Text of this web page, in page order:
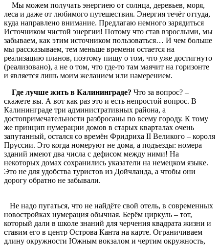
Мы можем получать энергиею от солнца, деревьев, моря,
леса и даже от любимого путешествия. Энергия течёт оттуда,
куда направлено внимание. Предлагаю немного зарядиться
Источником чистой энергии! Потому что став взрослыми, мы
забываем, как этим источником пользоваться… И чем больше
мы рассказываем, тем меньше времени остается на
реализацию планов, поэтому пишу о том, что уже достигнуто
(реализовано), а не о том, что где-то там маячит на горизонте
и является лишь моим желанием или намерением.
Где лучше жить в Калининграде? Что за вопрос? –
скажете вы. А вот как раз это и есть непростой вопрос. В
Калининграде три административных района, а
достопримечательности разбросаны по всему городу. К тому
же принцип нумерации домов в старых кварталах очень
запутанный, остался со времён Фридриха II Великого – короля
Пруссии. Это когда номеруют не дома, а подъезды: номера
зданий имеют два числа с дефисом между ними! На
некоторых домах сохранились указатели на немецком языке.
Это не для удобства туристов из Дойчланда, а чтобы они
дорогу обратно не забывали.
Не надо пугаться, что не найдёте свой отель, в современных
новостройках нумерация обычная. Берём циркуль – тот,
который дали в школе знаний для черчения квадрата жизни и
ставим его в центр Острова Канта на карте. Ограничиваем
длину окружности Южным вокзалом и чертим окружность,